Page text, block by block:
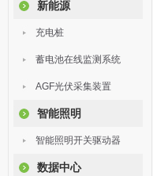
新能源
充电桩
蓄电池在线监测系统
AGF光伏采集装置
智能照明
智能照明开关驱动器
数据中心